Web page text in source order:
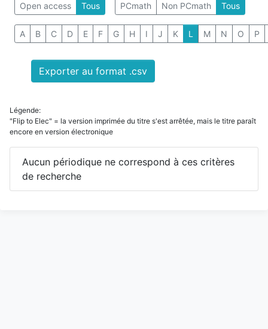
Open access Tous PCmath Non PCmath Tous
A B C D E F G H I J K L M N O P
Exporter au format .csv
Légende:
"Flip to Elec" = la version imprimée du titre s'est arrêtée, mais le titre paraît
encore en version électronique
Aucun périodique ne correspond à ces critères
de recherche